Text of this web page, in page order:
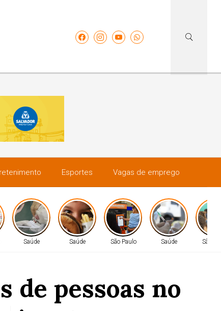
Esportes Vagas de emprego
Saúde Saúde São Paulo Saúde São
pessoas no